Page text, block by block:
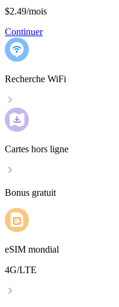
$2.49/mois
Continuer
Recherche WiFi
Cartes hors ligne
Bonus gratuit
eSIM mondial
4G/LTE